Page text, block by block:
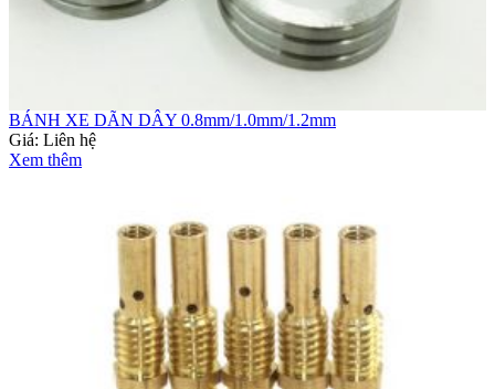
BÁNH XE DÃN DÂY 0.8mm/1.0mm/1.2mm
Giá: Liên hệ
Xem thêm